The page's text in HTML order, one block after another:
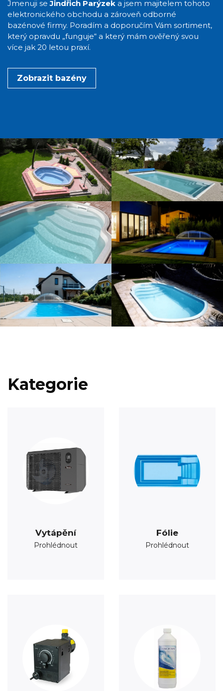
Jmenuji seJindřich Parýzek a jsem majitelem tohoto
elektronického obchodu a zároveň odborné
bazénové firmy. Poradím a doporučím Vám sortiment,
který opravdu „funguje“ a který mám ověřený svou
více jak 20 letou praxí.
Zobrazit bazény
Kategorie
Vytápění
Prohlédnout
Fólie
Prohlédnout